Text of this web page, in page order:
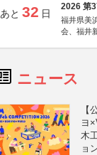
あと 32 日
2026 第
福井県美
会、福井
ニュース
【
ヨ
木
ョ